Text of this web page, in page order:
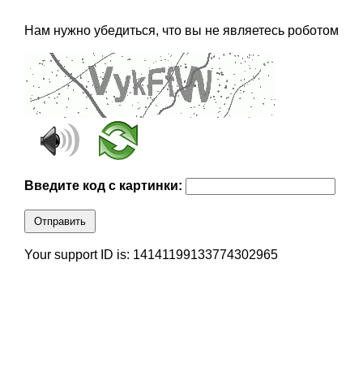
Нам нужно убедиться, что вы не являетесь роботом
Введите код с картинки:
Отправить
Your support ID is: 14141199133774302965